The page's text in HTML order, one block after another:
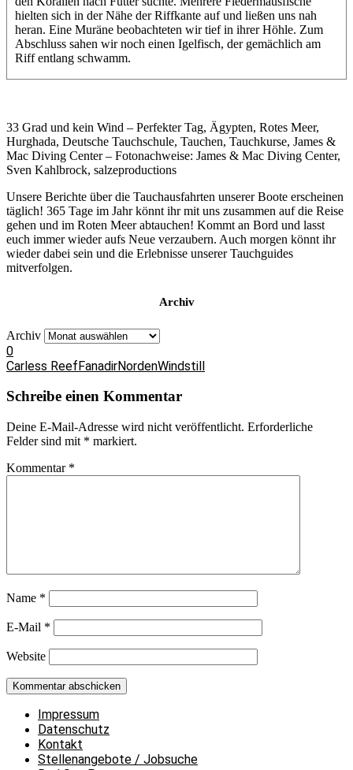
hielten sich in der Nähe der Riffkante auf und ließen uns nah
heran. Eine Muräne beobachteten wir tief in ihrer Höhle. Zum
Abschluss sahen wir noch einen Igelfisch, der gemächlich am
Riff entlang schwamm.
33 Grad und kein Wind – Perfekter Tag, Ägypten, Rotes Meer,
Hurghada, Deutsche Tauchschule, Tauchen, Tauchkurse, James &
Mac Diving Center – Fotonachweise: James & Mac Diving Center,
Sven Kahlbrock, salzeproductions
Unsere Berichte über die Tauchausfahrten unserer Boote erscheinen
täglich! 365 Tage im Jahr könnt ihr mit uns zusammen auf die Reise
gehen und im Roten Meer abtauchen! Kommt an Bord und lasst
euch immer wieder aufs Neue verzaubern. Auch morgen könnt ihr
wieder dabei sein und die Erlebnisse unserer Tauchguides
mitverfolgen.
Archiv
Archiv
0
Carless ReefFanadirNordenWindstill
Schreibe einen Kommentar
Deine E-Mail-Adresse wird nicht veröffentlicht. Erforderliche
Felder sind mit * markiert.
Kommentar *
Name *
E-Mail *
Website
Impressum
Datenschutz
Kontakt
Stellenangebote / Jobsuche